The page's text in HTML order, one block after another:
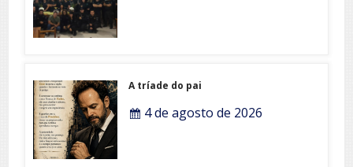
A tríade do pai
4 de agosto de 2026